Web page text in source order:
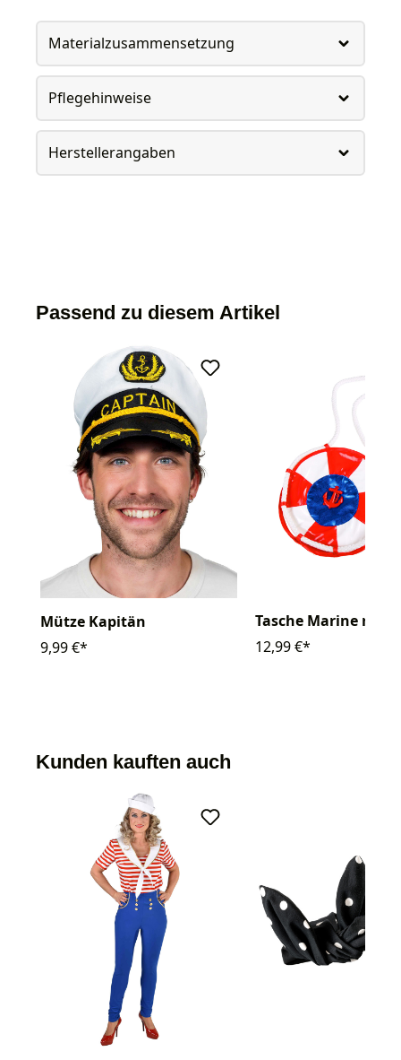
Materialzusammensetzung
Pflegehinweise
Herstellerangaben
Passend zu diesem Artikel
Mütze Kapitän
9,99 €*
Tasche Marine rot/
12,99 €*
Kunden kauften auch